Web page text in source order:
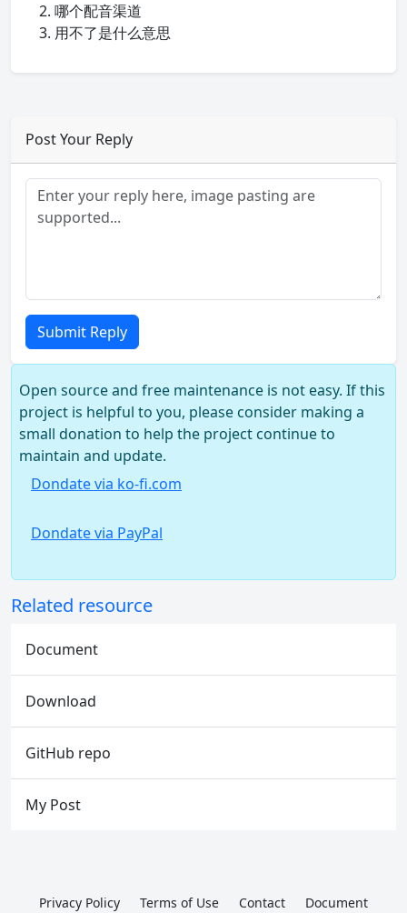
哪个配音渠道
用不了是什么意思
Post Your Reply
Submit Reply
Open source and free maintenance is not easy. If this
project is helpful to you, please consider making a
small donation to help the project continue to
maintain and update.
Dondate via ko-fi.com
Dondate via PayPal
Related resource
Document
Download
GitHub repo
My Post
Privacy Policy Terms of Use Contact Document